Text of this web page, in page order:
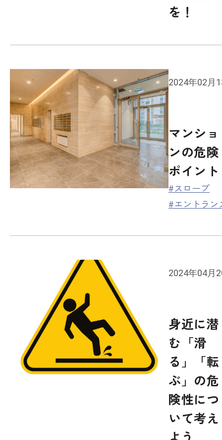
を！
2024年02月
マンショ
ンの危険
ポイント
#スロープ
#エントラン
2024年04月
身近に潜
む「滑
る」「転
ぶ」の危
険性につ
いて考え